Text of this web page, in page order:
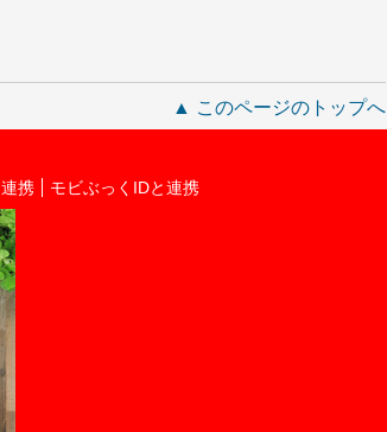
▲ このページのトップへ
携 モビぶっくIDと連携